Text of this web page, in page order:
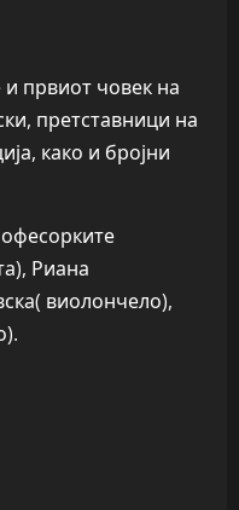
првиот човек на
претставници на
како и бројни
Риана
виолончело),